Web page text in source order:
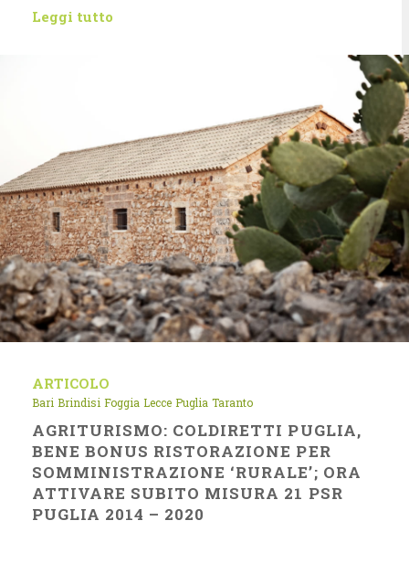
Leggi tutto
ARTICOLO
Bari Brindisi Foggia Lecce Puglia Taranto
AGRITURISMO: COLDIRETTI PUGLIA,
BENE BONUS RISTORAZIONE PER
SOMMINISTRAZIONE ‘RURALE’; ORA
ATTIVARE SUBITO MISURA 21 PSR
PUGLIA 2014 – 2020